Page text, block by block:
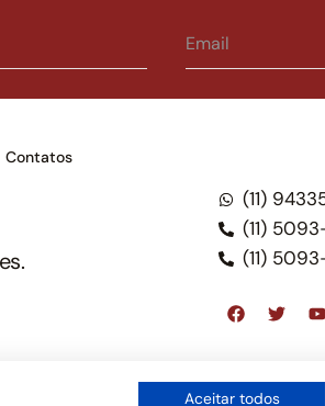
Contatos
(11)
(11)
(11)
públicos oficiais. Somos um escritório
de Ética e Disciplina da OAB do Brasil –
Aceitar todos